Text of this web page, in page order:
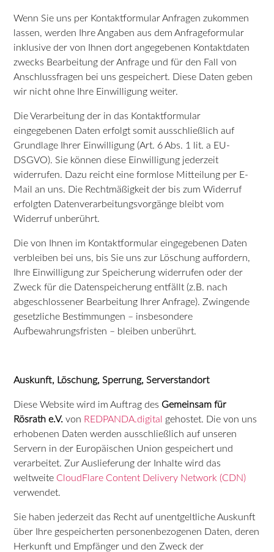
Wenn Sie uns per Kontaktformular Anfragen zukommen
lassen, werden Ihre Angaben aus dem Anfrageformular
inklusive der von Ihnen dort angegebenen Kontaktdaten
zwecks Bearbeitung der Anfrage und für den Fall von
Anschlussfragen bei uns gespeichert. Diese Daten geben
wir nicht ohne Ihre Einwilligung weiter.
Die Verarbeitung der in das Kontaktformular
eingegebenen Daten erfolgt somit ausschließlich auf
Grundlage Ihrer Einwilligung (Art. 6 Abs. 1 lit. a EU-
DSGVO). Sie können diese Einwilligung jederzeit
widerrufen. Dazu reicht eine formlose Mitteilung per E-
Mail an uns. Die Rechtmäßigkeit der bis zum Widerruf
erfolgten Datenverarbeitungsvorgänge bleibt vom
Widerruf unberührt.
Die von Ihnen im Kontaktformular eingegebenen Daten
verbleiben bei uns, bis Sie uns zur Löschung auffordern,
Ihre Einwilligung zur Speicherung widerrufen oder der
Zweck für die Datenspeicherung entfällt (z.B. nach
abgeschlossener Bearbeitung Ihrer Anfrage). Zwingende
gesetzliche Bestimmungen – insbesondere
Aufbewahrungsfristen – bleiben unberührt.
Auskunft, Löschung, Sperrung, Serverstandort
Diese Website wird im Auftrag des Gemeinsam für
Rösrath e.V. von REDPANDA.digital
gehostet. Die von uns
erhobenen Daten werden ausschließlich auf unseren
Servern in der Europäischen Union gespeichert und
verarbeitet. Zur Auslieferung der Inhalte wird das
weltweite CloudFlare Content Delivery Network (CDN)
verwendet.
Sie haben jederzeit das Recht auf unentgeltliche Auskunft
über Ihre gespeicherten personenbezogenen Daten, deren
Herkunft und Empfänger und den Zweck der